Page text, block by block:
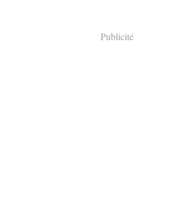
Publicité